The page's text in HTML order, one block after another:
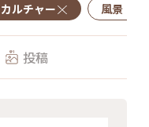
ルチャー 風景・景色
投稿